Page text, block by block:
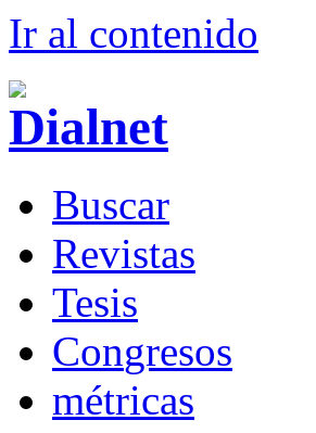
Ir al contenido
Buscar
Revistas
Tesis
Congresos
métricas